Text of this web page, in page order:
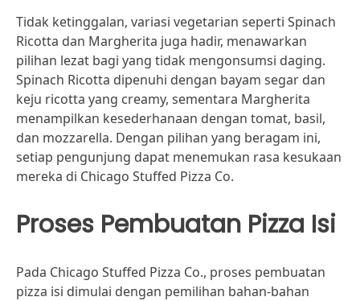
Tidak ketinggalan, variasi vegetarian seperti Spinach
Ricotta dan Margherita juga hadir, menawarkan
pilihan lezat bagi yang tidak mengonsumsi daging.
Spinach Ricotta dipenuhi dengan bayam segar dan
keju ricotta yang creamy, sementara Margherita
menampilkan kesederhanaan dengan tomat, basil,
dan mozzarella. Dengan pilihan yang beragam ini,
setiap pengunjung dapat menemukan rasa kesukaan
mereka di Chicago Stuffed Pizza Co.
Proses Pembuatan Pizza Isi
Pada Chicago Stuffed Pizza Co., proses pembuatan
pizza isi dimulai dengan pemilihan bahan-bahan